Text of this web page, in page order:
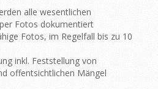
alle wesentlichen
Fotos dokumentiert
Fotos, im Regelfall bis zu 10
inkl. Feststellung von
offentsichtlichen Mängel